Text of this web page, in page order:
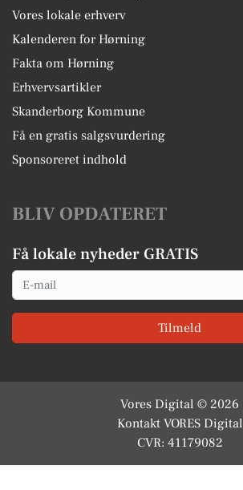
Vores lokale erhverv
Kalenderen for Hørning
Fakta om Hørning
Erhvervsartikler
Skanderborg Kommune
Få en gratis salgsvurdering
Sponsoreret indhold
BLIV OPDATERET
Få lokale nyheder GRATIS
Email
Tilmeld
Vores Digital © 2026
Kontakt VORES Digital
CVR: 41179082